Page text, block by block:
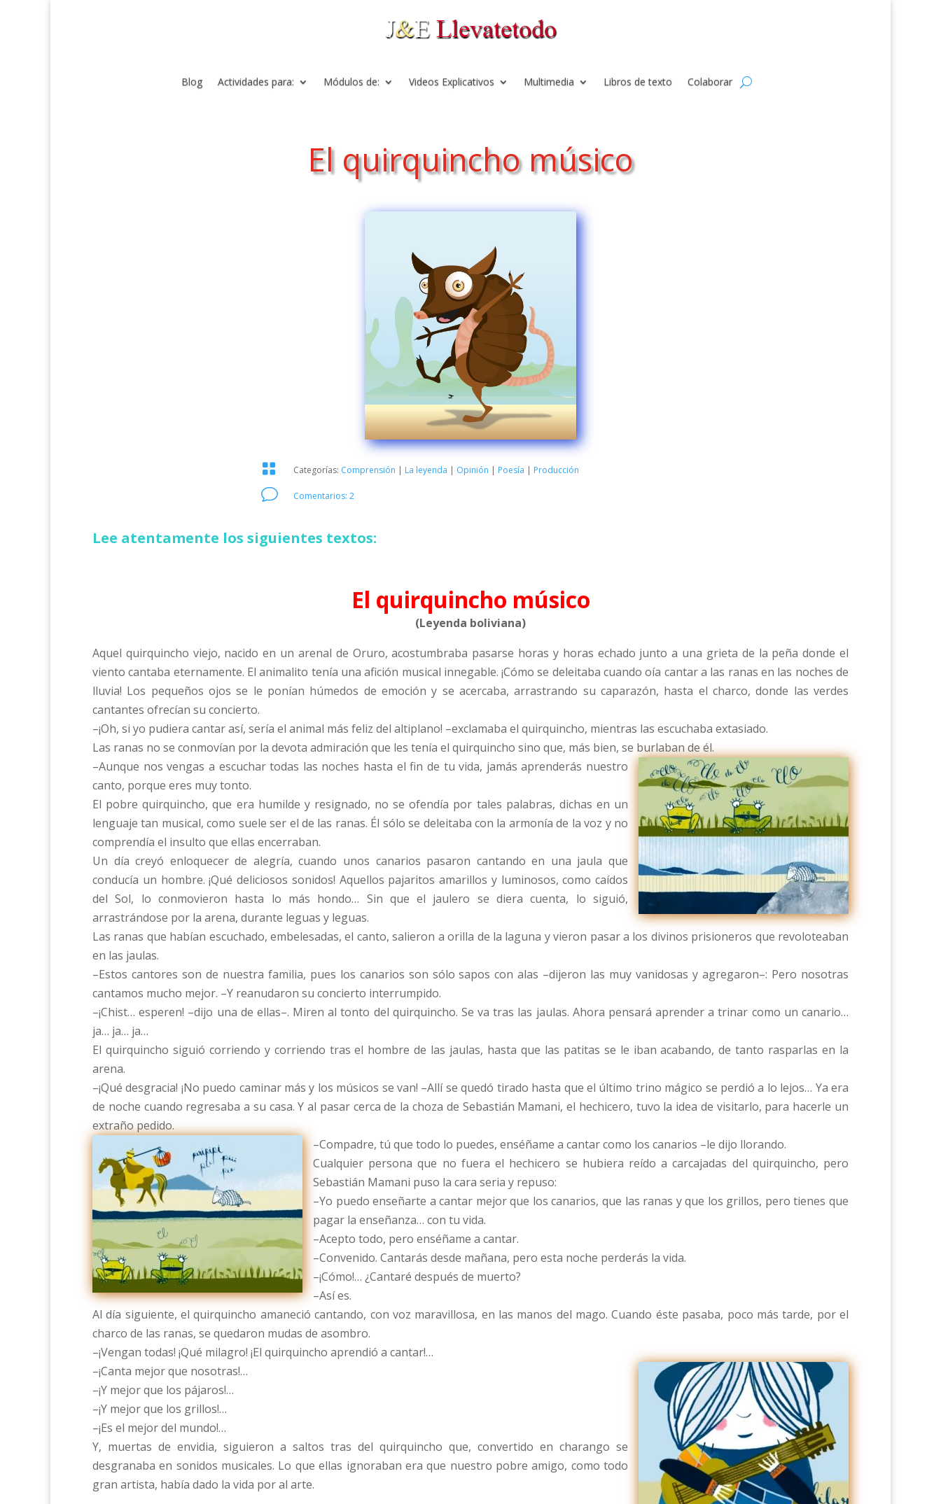
Blog Actividades para: Módulos de: Videos Explicativos Multimedia Libros de texto Colaborar
El quirquincho músico
 Categorías: Comprensión | La leyenda | Opinión | Poesía | Producción
v Comentarios: 2
Lee atentamente los siguientes textos:
El quirquincho músico
(Leyenda boliviana)
Aquel quirquincho viejo, nacido en un arenal de Oruro, acostumbraba pasarse horas y horas echado junto a una grieta de la peña donde el
viento cantaba eternamente. El animalito tenía una afición musical innegable. ¡Cómo se deleitaba cuando oía cantar a las ranas en las noches de
lluvia! Los pequeños ojos se le ponían húmedos de emoción y se acercaba, arrastrando su caparazón, hasta el charco, donde las verdes
cantantes ofrecían su concierto.
–¡Oh, si yo pudiera cantar así, sería el animal más feliz del altiplano! –exclamaba el quirquincho, mientras las escuchaba extasiado.
Las ranas no se conmovían por la devota admiración que les tenía el quirquincho sino que, más bien, se burlaban de él.
–Aunque nos vengas a escuchar todas las noches hasta el fin de tu vida, jamás aprenderás nuestro
canto, porque eres muy tonto.
El pobre quirquincho, que era humilde y resignado, no se ofendía por tales palabras, dichas en un
lenguaje tan musical, como suele ser el de las ranas. Él sólo se deleitaba con la armonía de la voz y no
comprendía el insulto que ellas encerraban.
Un día creyó enloquecer de alegría, cuando unos canarios pasaron cantando en una jaula que
conducía un hombre. ¡Qué deliciosos sonidos! Aquellos pajaritos amarillos y luminosos, como caídos
del Sol, lo conmovieron hasta lo más hondo… Sin que el jaulero se diera cuenta, lo siguió,
arrastrándose por la arena, durante leguas y leguas.
Las ranas que habían escuchado, embelesadas, el canto, salieron a orilla de la laguna y vieron pasar a los divinos prisioneros que revoloteaban
en las jaulas.
–Estos cantores son de nuestra familia, pues los canarios son sólo sapos con alas –dijeron las muy vanidosas y agregaron–: Pero nosotras
cantamos mucho mejor. –Y reanudaron su concierto interrumpido.
–¡Chist… esperen! –dijo una de ellas–. Miren al tonto del quirquincho. Se va tras las jaulas. Ahora pensará aprender a trinar como un canario…
ja… ja… ja…
El quirquincho siguió corriendo y corriendo tras el hombre de las jaulas, hasta que las patitas se le iban acabando, de tanto rasparlas en la
arena.
–¡Qué desgracia! ¡No puedo caminar más y los músicos se van! –Allí se quedó tirado hasta que el último trino mágico se perdió a lo lejos… Ya era
de noche cuando regresaba a su casa. Y al pasar cerca de la choza de Sebastián Mamani, el hechicero, tuvo la idea de visitarlo, para hacerle un
extraño pedido.
–Compadre, tú que todo lo puedes, enséñame a cantar como los canarios –le dijo llorando.
Cualquier persona que no fuera el hechicero se hubiera reído a carcajadas del quirquincho, pero
Sebastián Mamani puso la cara seria y repuso:
–Yo puedo enseñarte a cantar mejor que los canarios, que las ranas y que los grillos, pero tienes que
pagar la enseñanza… con tu vida.
–Acepto todo, pero enséñame a cantar.
–Convenido. Cantarás desde mañana, pero esta noche perderás la vida.
–¡Cómo!… ¿Cantaré después de muerto?
–Así es.
Al día siguiente, el quirquincho amaneció cantando, con voz maravillosa, en las manos del mago. Cuando éste pasaba, poco más tarde, por el
charco de las ranas, se quedaron mudas de asombro.
–¡Vengan todas! ¡Qué milagro! ¡El quirquincho aprendió a cantar!…
–¡Canta mejor que nosotras!…
–¡Y mejor que los pájaros!…
–¡Y mejor que los grillos!…
–¡Es el mejor del mundo!…
Y, muertas de envidia, siguieron a saltos tras del quirquincho que, convertido en charango se
desgranaba en sonidos musicales. Lo que ellas ignoraban era que nuestro pobre amigo, como todo
gran artista, había dado la vida por al arte.